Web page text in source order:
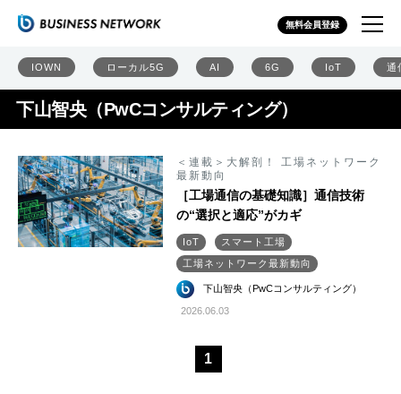
無料会員登録
IOWN ローカル5G AI 6G IoT 通
下山智央（PwCコンサルティング）
＜連載＞大解剖！ 工場ネットワーク
最新動向
［工場通信の基礎知識］通信技術
の“選択と適応”がカギ
IoT
スマート工場
工場ネットワーク最新動向
下山智央（PwCコンサルティング）
2026.06.03
1